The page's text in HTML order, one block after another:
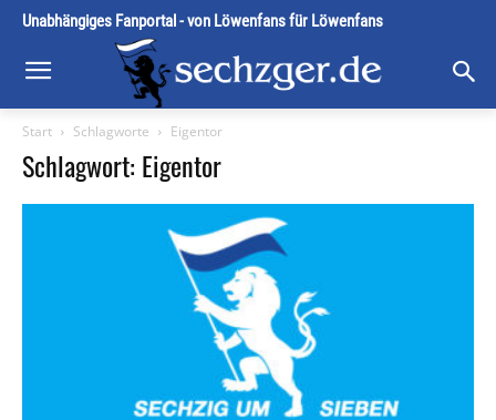
Unabhängiges Fanportal - von Löwenfans für Löwenfans
Start Schlagworte Eigentor
Schlagwort: Eigentor